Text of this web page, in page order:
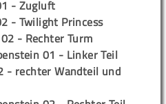
- Zugluft
- Twilight Princess
- Rechter Turm
01 - Linker Teil
- rechter Wandteil und